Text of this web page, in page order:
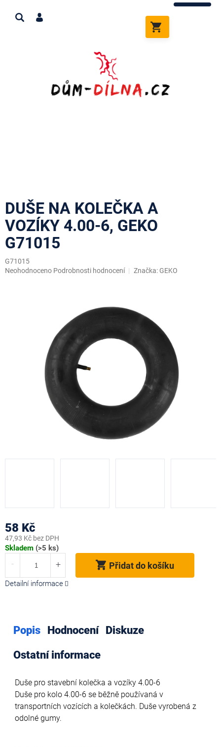
obsah
KOŠÍK
DUŠE NA KOLEČKA A
VOZÍKY 4.00-6, GEKO
G71015
G71015
Průměrné
Neohodnoceno Podrobnosti hodnocení Značka: GEKO
58 Kč
47,93 Kč bez DPH
Měrná
Skladem (>5 ks)
Přidat do košíku
Detailní informace
Popis Hodnocení
Diskuze
Ostatní informace
Duše pro stavební kolečka a vozíky 4.00-6
Duše pro kolo 4.00-6 se běžně používaná v
transportních vozících a kolečkách. Duše vyrobená z
odolné gumy.